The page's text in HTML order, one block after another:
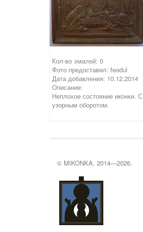
Кол-во эмалей: 0
Фото предоставил: feodul
Дата добавления: 10.12.2014
Описание:
Неплохое состояние иконки. С
узорным оборотом.
© MIKONKA, 2014—2026.